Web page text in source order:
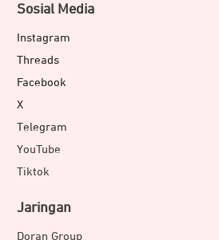
Sosial Media
Instagram
Threads
Facebook
X
Telegram
YouTube
Tiktok
Jaringan
Doran Group